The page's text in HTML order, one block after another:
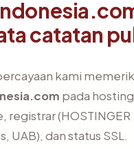
catatan
kami
pada hosting
registrar (HOSTINGER
UAB), dan status SSL.